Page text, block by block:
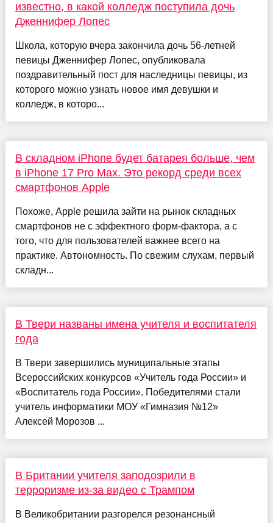
известно, в какой колледж поступила дочь
Дженнифер Лопес
Школа, которую вчера закончила дочь 56-летней
певицы Дженнифер Лопес, опубликовала
поздравительный пост для наследницы певицы, из
которого можно узнать новое имя девушки и
колледж, в которо...
В складном iPhone будет батарея больше, чем
в iPhone 17 Pro Max. Это рекорд среди всех
смартфонов Apple
Похоже, Apple решила зайти на рынок складных
смартфонов не с эффектного форм-фактора, а с
того, что для пользователей важнее всего на
практике. Автономность. По свежим слухам, первый
складн...
В Твери названы имена учителя и воспитателя
года
В Твери завершились муниципальные этапы
Всероссийских конкурсов «Учитель года России» и
«Воспитатель года России». Победителями стали
учитель информатики МОУ «Гимназия №12»
Алексей Морозов ...
В Британии учителя заподозрили в
терроризме из-за видео с Трампом
В Великобритании разгорелся резонансный